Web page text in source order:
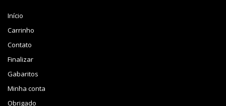
Início
Carrinho
Contato
Finalizar
Gabaritos
Minha conta
Obrigado